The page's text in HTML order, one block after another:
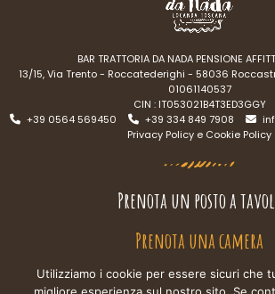
BAR TRATTORIA DA NADA PENSIONE
13/15, Via Trento - Roccatederighi - 58036
01061140537
CIN : IT053021B4T3ED3GGY
+39 0564 569450
+39 334 849 7908
Privacy Policy e Cookie Policy
Prenota un posto a
Prenota una camera
Utilizziamo i cookie per essere sicuri che